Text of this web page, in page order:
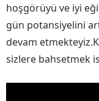
hoşgörüyü ve iyi
gün potansiyelini
devam
sizlere bahsetmek